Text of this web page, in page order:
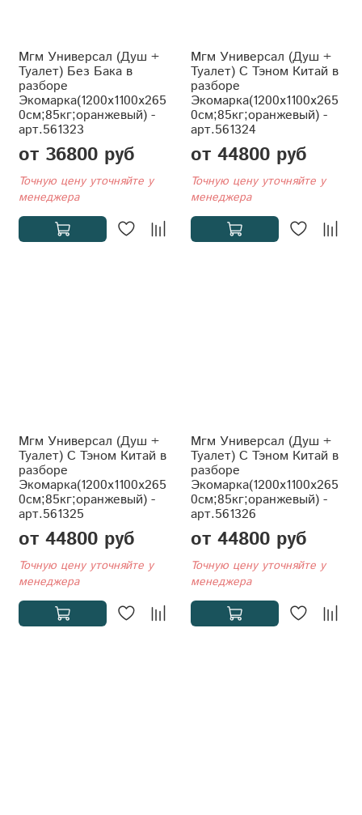
Мгм Универсал (Душ +
Туалет) Без Бака в
разборе
Экомарка(1200x1100x265
0см;85кг;оранжевый) -
арт.561323
от 36800 руб
Точную цену уточняйте у
менеджера
Мгм Универсал (Душ +
Туалет) С Тэном Китай в
разборе
Экомарка(1200x1100x265
0см;85кг;оранжевый) -
арт.561324
от 44800 руб
Точную цену уточняйте у
менеджера
Мгм Универсал (Душ +
Туалет) С Тэном Китай в
разборе
Экомарка(1200x1100x265
0см;85кг;оранжевый) -
арт.561325
от 44800 руб
Точную цену уточняйте у
менеджера
Мгм Универсал (Душ +
Туалет) С Тэном Китай в
разборе
Экомарка(1200x1100x265
0см;85кг;оранжевый) -
арт.561326
от 44800 руб
Точную цену уточняйте у
менеджера